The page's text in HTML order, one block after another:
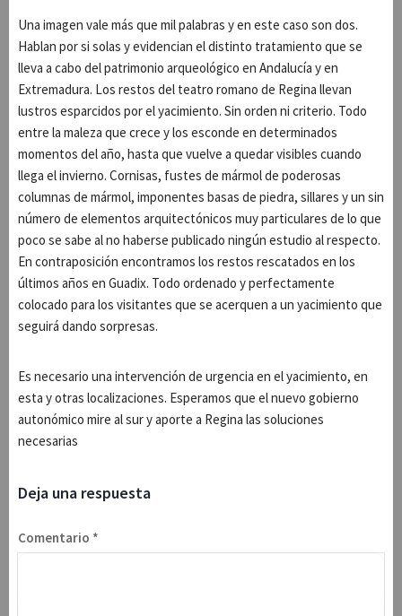
Una imagen vale más que mil palabras y en este caso son dos.
Hablan por si solas y evidencian el distinto tratamiento que se
lleva a cabo del patrimonio arqueológico en Andalucía y en
Extremadura. Los restos del teatro romano de Regina llevan
lustros esparcidos por el yacimiento. Sin orden ni criterio. Todo
entre la maleza que crece y los esconde en determinados
momentos del año, hasta que vuelve a quedar visibles cuando
llega el invierno. Cornisas, fustes de mármol de poderosas
columnas de mármol, imponentes basas de piedra, sillares y un sin
número de elementos arquitectónicos muy particulares de lo que
poco se sabe al no haberse publicado ningún estudio al respecto.
En contraposición encontramos los restos rescatados en los
últimos años en Guadix. Todo ordenado y perfectamente
colocado para los visitantes que se acerquen a un yacimiento que
seguirá dando sorpresas.
Es necesario una intervención de urgencia en el yacimiento, en
esta y otras localizaciones. Esperamos que el nuevo gobierno
autonómico mire al sur y aporte a Regina las soluciones
necesarias
Deja una respuesta
Comentario *